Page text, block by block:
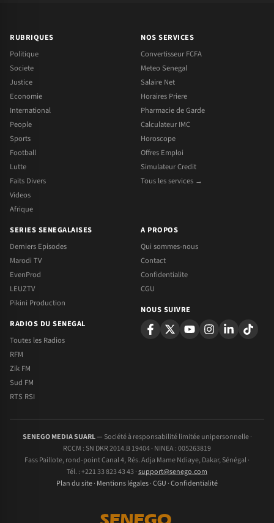
RUBRIQUES
Politique
Societe
Justice
Economie
International
People
Sports
Football
Lutte
Faits Divers
Videos
Afrique
NOS SERVICES
Convertisseur FCFA
Meteo Senegal
Salaire Net
Horaires Priere
Pharmacie de Garde
Calculateur IMC
Horoscope
Offres Emploi
Simulateur Credit
Tous les services →
SERIES SENEGALAISES
Derniers Episodes
Marodi TV
EvenProd
LEUZTV
Pikini Production
RADIOS DU SENEGAL
Toutes les Radios
RFM
Zik FM
Sud FM
RTS RSI
A PROPOS
Qui sommes-nous
Contact
Confidentialite
CGU
NOUS SUIVRE
SENEGO MEDIA SUARL— Société à responsabilité limitée unipersonnelle ·
RCCM : SN DKR 2014.B 19404 · NINEA : 005263819
Fass Paillote, rond-point Canal 4, Rés. Adja Mame Ndiaye, Dakar, Sénégal ·
Tél. : +221 33 823 43 43 ·support@senego.com
Plan du site· Mentions légales·CGU ·Confidentialité